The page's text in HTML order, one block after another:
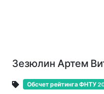
Зезюлин Артем
Обсчет рейтинга ФНТУ